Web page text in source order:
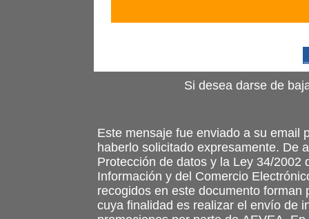
Si desea darse de
Este mensaje fue enviado a su email
haberlo solicitado expresamente. De
Protección de datos y la Ley 34/2002
Información y del Comercio
recogidos en este documento
cuya finalidad es realizar el envío de